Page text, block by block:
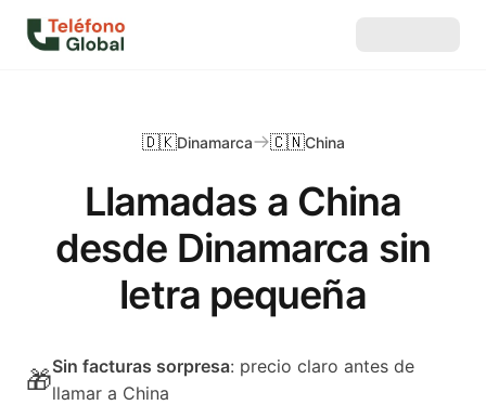
Llamadas a China
desde Dinamarca sin
letra pequeña
🇩🇰Dinamarca 🇨🇳China
🎁Sin facturas sorpresa: precio claro antes de
llamar a China